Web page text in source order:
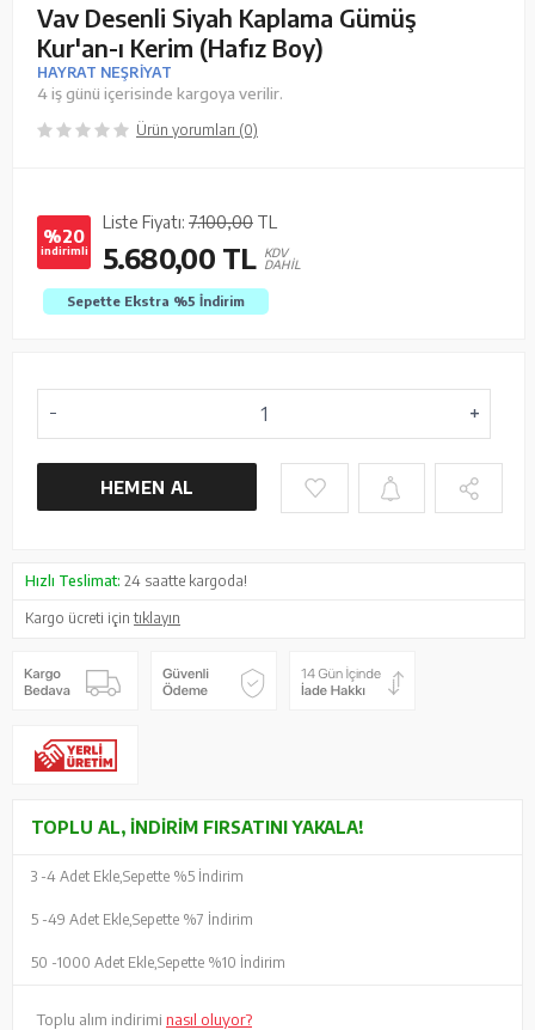
Vav Desenli Siyah Kaplama Gümüş
Kur'an-ı Kerim (Hafız Boy)
HAYRAT NEŞRİYAT
4 iş günü içerisinde kargoya verilir.
Ürün yorumları (0)
%20
indirimli
Liste Fiyatı: 7.100,00 TL
5.680,00 TL
KDV
DAHİL
Sepette Ekstra %5 İndirim
HEMEN AL
Hızlı Teslimat: 24 saatte kargoda!
Kargo ücreti içintıklayın
TOPLU AL, İNDIRIM FIRSATINI YAKALA!
3 -4 Adet Ekle, Sepette %5 İndirim
5 -49 Adet Ekle, Sepette %7 İndirim
50 -1000 Adet Ekle, Sepette %10 İndirim
Toplu alım indirimi nasıl oluyor?